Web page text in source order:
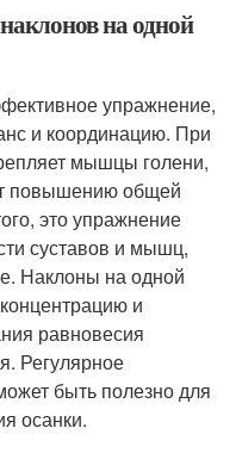
на одной
упражнение,
и координацию. При
мышцы голени,
повышению общей
это упражнение
суставов и мышц,
Наклоны на одной
и
равновесия
Регулярное
быть полезно для
осанки.